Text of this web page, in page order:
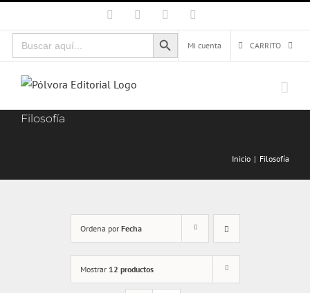
al
contenido
Facebook Instagram
Buscar:
Botón de búsqueda
Mi cuenta
CARRITO
Filosofía
Inicio Filosofía
Ordena por Fecha
Mostrar 12 productos